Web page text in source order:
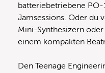
batteriebetriebene
Jamsessions. Oder du
Mini-Synthesizern oder
einem kompakten
Den Teenage